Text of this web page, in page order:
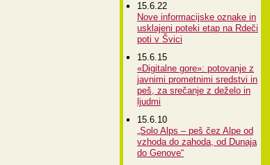
15.6.22
Nove informacijske oznake in
usklajeni poteki etap na Rdeči
poti v Švici
15.6.15
«Digitalne gore»: potovanje z
javnimi prometnimi sredstvi in
peš, za srečanje z deželo in
ljudmi
15.6.10
„Solo Alps – peš čez Alpe od
vzhoda do zahoda, od Dunaja
do Genove“